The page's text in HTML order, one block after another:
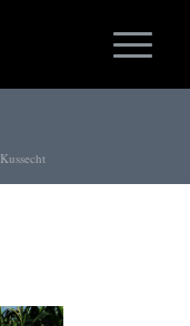
Kussecht